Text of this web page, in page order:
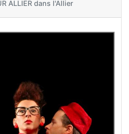
ALLIER dans l'Allier